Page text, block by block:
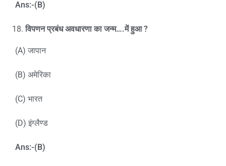
Ans:-(B)
विपणन प्रबंध अवधारणा का जन्म….में हुआ?
(A) जापान
(B) अमेरिका
(C) भारत
(D) इंग्लैण्ड
Ans:-(B)